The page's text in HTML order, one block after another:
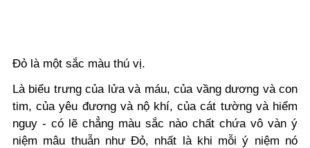
Đỏ là một sắc màu thú vị.
Là biểu trưng của lửa và máu, của vầng dương và con
tim, của yêu đương và nộ khí, của cát tường và hiểm
nguy - có lẽ chẳng màu sắc nào chất chứa vô vàn ý
niệm mâu thuẫn như Đỏ, nhất là khi mỗi ý niệm nó